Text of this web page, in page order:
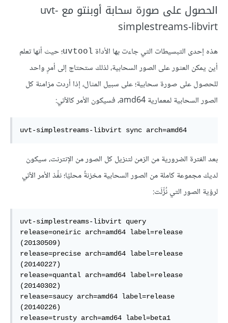
الحصول على صورة سحابة أوبنتو مع uvt-
simplestreams-libvirt
هذه إحدى التبسيطات التي جاءت بها الأداة uvtool؛ حيث أنها تعلم
أين يمكن العثور على الصور السحابية، لذلك ستحتاج إلى أمرٍ واحد
للحصول على صورة سحابية؛ على سبيل المثال، إذا أردت مزامنة كل
الصور السحابية لمعمارية amd64، فسيكون الأمر كالآتي:
uvt-simplestreams-libvirt sync arch=amd64
بعد الفترة الضرورية من الزمن لتنزيل كل الصور من الإنترنت، سيكون
لديك مجموعة كاملة من الصور السحابية مخزنةٌ محليًا؛ نفِّذ الأمر الآتي
لرؤية الصور التي نُزِّلَت:
uvt-simplestreams-libvirt query
release=oneiric arch=amd64 label=release
(20130509)
release=precise arch=amd64 label=release
(20140227)
release=quantal arch=amd64 label=release
(20140302)
release=saucy arch=amd64 label=release
(20140226)
release=trusty arch=amd64 label=beta1